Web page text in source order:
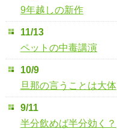
9年越しの新作
11/13
ペットの中毒講演
10/9
旦那の言うことは大体
9/11
半分飲めば半分効く？